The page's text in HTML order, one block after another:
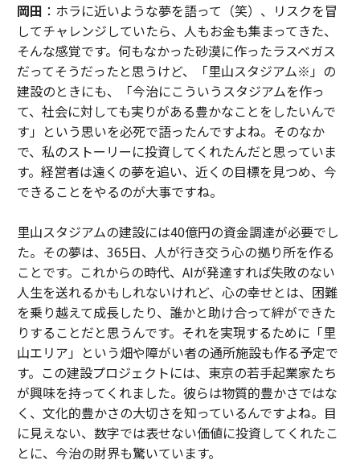
岡田 ：ホラに近いような夢を語って（笑）、リスクを冒
してチャレンジしていたら、人もお金も集まってきた、
そんな感覚です。何もなかった砂漠に作ったラスベガス
だってそうだったと思うけど、「里山スタジアム※」の
建設のときにも、「今治にこういうスタジアムを作っ
て、社会に対しても実りがある豊かなことをしたいんで
す」という思いを必死で語ったんですよね。そのなか
で、私のストーリーに投資してくれたんだと思っていま
す。経営者は遠くの夢を追い、近くの目標を見つめ、今
できることをやるのが大事ですね。
里山スタジアムの建設には40億円の資金調達が必要でし
た。その夢は、365日、人が行き交う心の拠り所を作る
ことです。これからの時代、AIが発達すれば失敗のない
人生を送れるかもしれないけれど、心の幸せとは、困難
を乗り越えて成長したり、誰かと助け合って絆ができた
りすることだと思うんです。それを実現するために「里
山エリア」という畑や障がい者の通所施設も作る予定で
す。この建設プロジェクトには、東京の若手起業家たち
が興味を持ってくれました。彼らは物質的豊かさではな
く、文化的豊かさの大切さを知っているんですよね。目
に見えない、数字では表せない価値に投資してくれたこ
とに、今治の財界も驚いています。